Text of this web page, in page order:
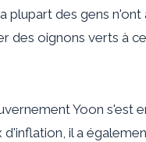
plupart des gens n'ont
des oignons verts à
Yoon s'est
d'inflation, il a